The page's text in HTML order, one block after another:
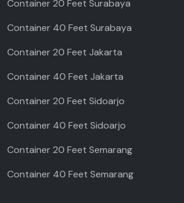
Container 20 Feet Surabaya
Container 40 Feet Surabaya
Container 20 Feet Jakarta
Container 40 Feet Jakarta
Container 20 Feet Sidoarjo
Container 40 Feet Sidoarjo
Container 20 Feet Semarang
Container 40 Feet Semarang